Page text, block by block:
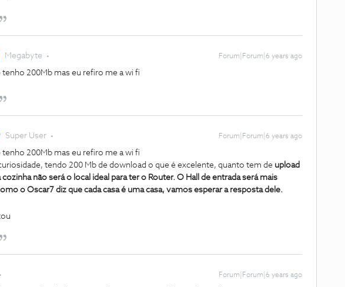
Megabyte Forum|Forum|6 years ago
200Mb mas eu refiro me a wi fi
Super User Forum|Forum|6 years ago
200Mb mas eu refiro me a wi fi
tendo 200 Mb de download o que é excelente, quanto tem de upload
cozinha não será o local ideal para ter o Router. O Hall de entrada será mais
o Oscar7 diz que cada casa é uma casa, vamos esperar a resposta dele.
Forum|Forum|6 years ago